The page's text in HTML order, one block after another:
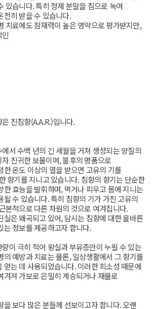
있습니다. 특히 정제 분말을 침으로 녹여
전히 받을 수 있습니다.
치료에도 잠재력이 높은 영약으로 평가받지만,
진침향(A.A.R.)입니다.
서 수백 년의 긴 세월을 거쳐 생성되는 양질의
진귀한 보물이며, 불후의 명품으로
한 온도 이상의 열을 받으면 고유의 기를
향기를 지니고 있습니다. 침향의 향기는 단순한
한 효능을 발휘하며, 먹거나 피우고 몸에 지니는
될 수 있습니다. 특히 침향의 기가 가진 고유의
본적으로 다른 차원의 것으로 여겨집니다.
실은 왜곡되고 있어, 담시는 침향에 대한 올바른
는 정보를 제공하고자 합니다.
이 극히 적어 왕실과 부유층만이 누릴 수 있는
의 예방과 치료는 물론, 일상생활에서 그 향기를
얻는 데 사용되었습니다. 이러한 희소성 때문에
겨져 가보로 은밀히 계승되거나 재물로
을 보다 많은 분들께 선보이고자 합니다. 오랜